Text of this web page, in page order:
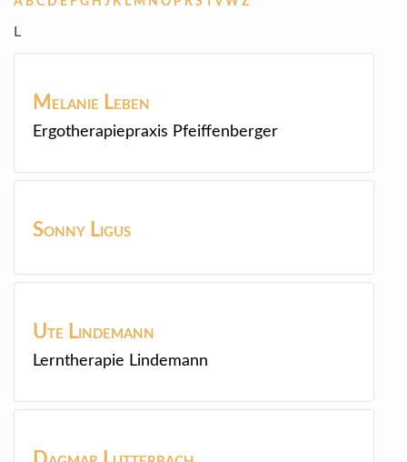
L
Melanie Leben
Ergotherapiepraxis Pfeiffenberger
Sonny Ligus
Ute Lindemann
Lerntherapie Lindemann